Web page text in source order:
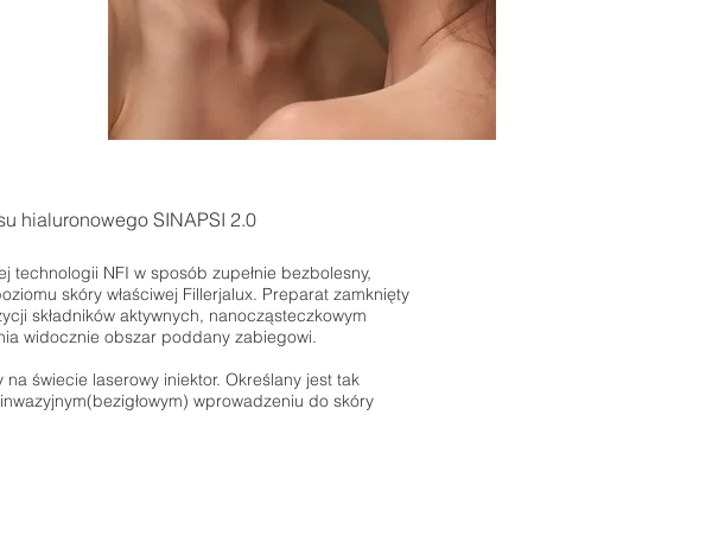
hialuronowego SINAPSI 2.0
technologii NFI w sposób zupełnie bezbolesny,
skóry właściwej Fillerjalux. Preparat zamknięty
składników aktywnych, nanocząsteczkowym
widocznie obszar poddany zabiegowi.
świecie laserowy iniektor. Określany jest tak
wprowadzeniu do skóry